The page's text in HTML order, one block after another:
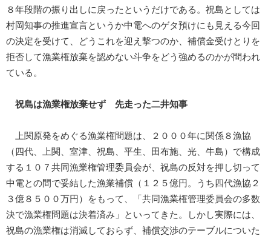
８年段階の振り出しに戻ったというだけである。祝島としては
村岡知事の推進宣言というか中電へのゲタ預けにも見える今回
の決定を受けて、どうこれを迎え撃つのか、補償金受けとりを
拒否して漁業権放棄を認めない斗争をどう強めるのかが問われ
ている。
祝島は漁業権放棄せず 先走った二井知事
上関原発をめぐる漁業権問題は、２０００年に関係８漁協
（四代、上関、室津、祝島、平生、田布施、光、牛島）で構成
する１０７共同漁業権管理委員会が、祝島の反対を押し切って
中電との間で妥結した漁業補償（１２５億円。うち四代漁協２
３億８５００万円）をもって、「共同漁業権管理委員会の多数
決で漁業権問題は決着済み」といってきた。しかし実際には、
祝島の漁業権は消滅しておらず、補償交渉のテーブルについた